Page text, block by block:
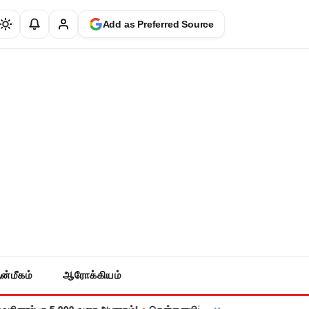
Add as Preferred Source
ஆரோக்கியம்